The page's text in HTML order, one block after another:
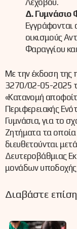
Δ. Γυμνάσιο
Εγγράφονται
οικισμούς
Φαραγγίου
Με την έκδοση της
3270/02-05-2025
«Κατανομή
Περιφερειακής
Γυμνάσια, για το
Ζητήματα τα
διευθετούνται
Δευτεροβάθμιας
μονάδων
Διαβάστε